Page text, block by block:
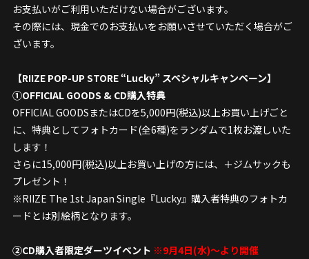
お支払いがご利用いただけない場合がございます。
その際には、現金でのお支払いをお願いさせていただく場合がご
ざいます。
【RIIZE POP-UP STORE “Lucky” スペシャルキャンペーン】
①OFFICIAL GOODS & CD購入特典
OFFICIAL GOODSまたはCDを5,000円(税込)以上お買い上げごと
に、特典としてフォトカード(全6種)をランダムで1枚お渡しいた
します！
さらに15,000円(税込)以上お買い上げの方には、＋ジムサックも
プレゼント！
※RIIZE The 1st Japan Single『Lucky』購入者特典のフォトカ
ードとは別絵柄となります。
②CD購入者限定ダーツイベント ※9月4日(水)〜より開催